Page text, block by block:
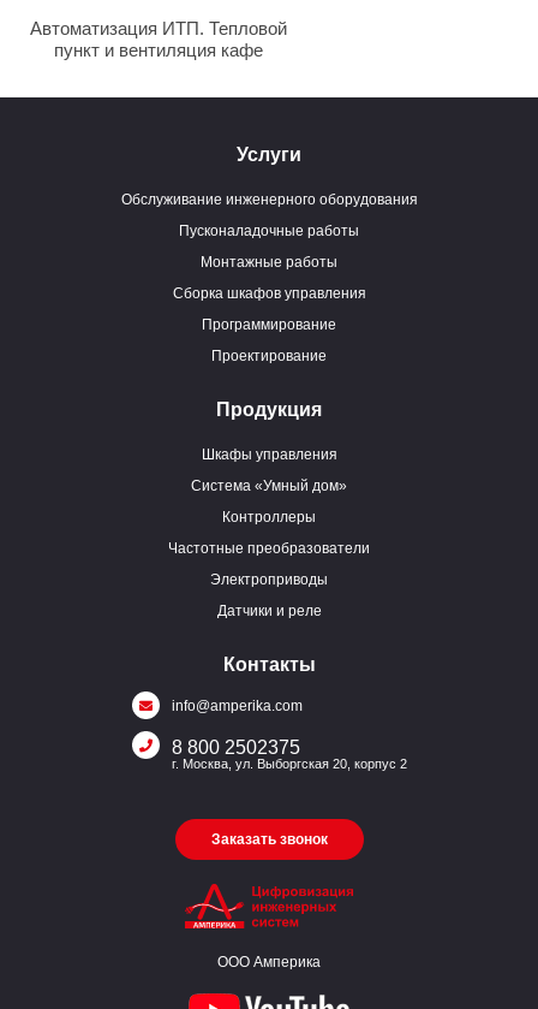
Автоматизация ИТП. Тепловой
пункт и вентиляция кафе
ООО Амперика
Услуги
Обслуживание инженерного оборудования
Пусконаладочные работы
Монтажные работы
Сборка шкафов управления
Программирование
Проектирование
Продукция
Шкафы управления
Система «Умный дом»
Контроллеры
Частотные преобразователи
Электроприводы
Датчики и реле
Контакты
info@amperika.com
8 800 2502375
г. Москва, ул. Выборгская 20, корпус 2
Заказать звонок